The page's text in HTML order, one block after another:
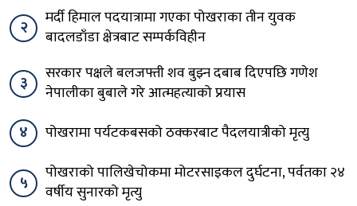
२
मर्दी हिमाल पदयात्रामा गएका पोखराका तीन युवक
बादलडाँडा क्षेत्रबाट सम्पर्कविहीन
३
सरकार पक्षले बलजफ्ती शव बुझ्न दबाब दिएपछि गणेश
नेपालीका बुबाले गरे आत्महत्याको प्रयास
४
पोखरामा पर्यटकबसको ठक्करबाट पैदलयात्रीको मृत्यु
५
पोखराको पालिखेचोकमा मोटरसाइकल दुर्घटना, पर्वतका २४
वर्षीय सुनारको मृत्यु